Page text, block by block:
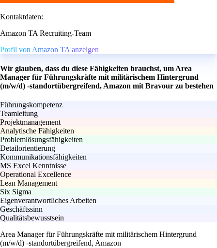
Kontaktdaten:
Amazon TA Recruiting-Team
Profil von Amazon TA anzeigen
Wir glauben, dass du diese Fähigkeiten brauchst, um Area
Manager für Führungskräfte mit militärischem Hintergrund
(m/w/d) -standortübergreifend, Amazon mit Bravour zu bestehen
Führungskompetenz
Teamleitung
Projektmanagement
Analytische Fähigkeiten
Problemlösungsfähigkeiten
Detailorientierung
Kommunikationsfähigkeiten
MS Excel Kenntnisse
Operational Excellence
Lean Management
Six Sigma
Eigenverantwortliches Arbeiten
Geschäftssinn
Qualitätsbewusstsein
Area Manager für Führungskräfte mit militärischem Hintergrund
(m/w/d) -standortübergreifend, Amazon